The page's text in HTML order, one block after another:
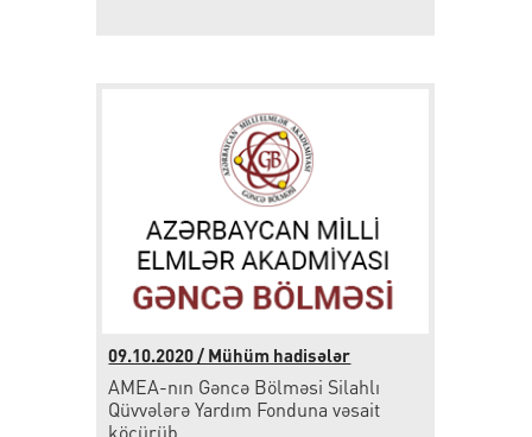
09.10.2020 / Mühüm hadisələr
AMEA-nın Gəncə Bölməsi Silahlı
Qüvvələrə Yardım Fonduna vəsait
köçürüb ...